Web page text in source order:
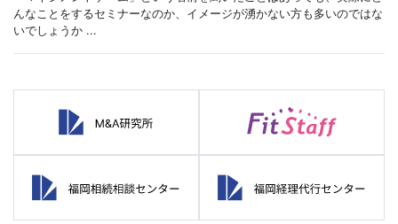
んなことをするセミナーなのか、イメージが湧かない方も多いのではな
いでしょうか ...